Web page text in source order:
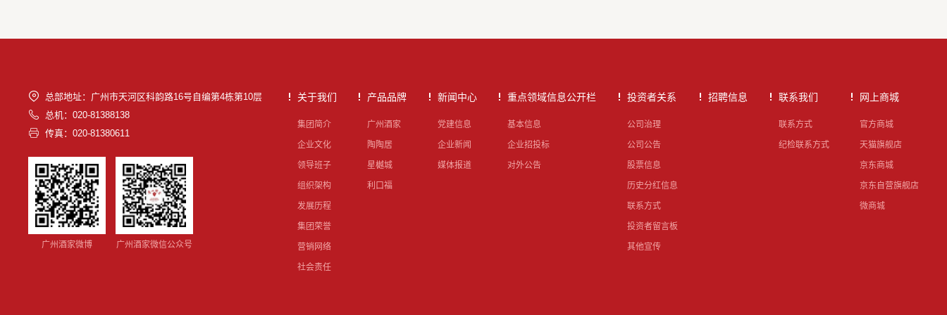
总部地址：广州市天河区科韵路16号自编第4栋第10层
总机：020-81388138
传真：020-81380611
广州酒家微博 广州酒家微信公众号
关于我们
集团简介
企业文化
领导班子
组织架构
发展历程
集团荣誉
营销网络
社会责任
产品品牌
广州酒家
陶陶居
星樾城
利口福
新闻中心
党建信息
企业新闻
媒体报道
重点领域信息公开栏
基本信息
企业招投标
对外公告
投资者关系
公司治理
公司公告
股票信息
历史分红信息
联系方式
投资者留言板
其他宣传
招聘信息 联系我们
联系方式
纪检联系方式
网上商城
官方商城
天猫旗舰店
京东商城
京东自营旗舰店
微商城